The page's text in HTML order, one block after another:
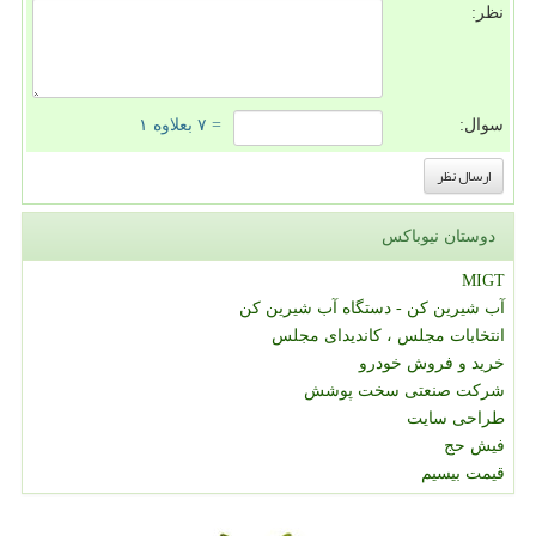
نظر:
سوال: = ۷ بعلاوه ۱
دوستان نیوباکس
MIGT
آب شیرین کن - دستگاه آب شیرین کن
انتخابات مجلس ، کاندیدای مجلس
خرید و فروش خودرو
شرکت صنعتی سخت پوشش
طراحی سایت
فیش حج
قیمت بیسیم